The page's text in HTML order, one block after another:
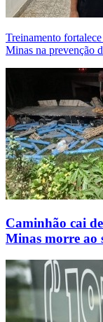
Treinamento
Minas na prevenção
Caminhão cai
Minas morre ao